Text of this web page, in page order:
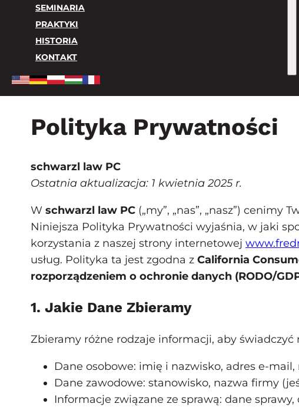
SEMINARIA
PRAKTYKI
HISTORIA
KONTAKT
Polityka Prywatności
schwarzl law PC
Ostatnia aktualizacja: 1 kwietnia 2025 r.
W schwarzl law PC („my”, „nas”, „nasz”)
Niniejsza Polityka Prywatności wyjaśnia, w jaki
korzystania z naszej strony internetowej
usług. Polityka ta jest zgodna z California
rozporządzeniem o ochronie danych (RODO/
1. Jakie Dane Zbieramy
Zbieramy różne rodzaje informacji, aby świadczyć
Dane osobowe: imię i nazwisko, adres e-
Dane zawodowe: stanowisko, nazwa firmy
Informacje związane ze sprawą: dane